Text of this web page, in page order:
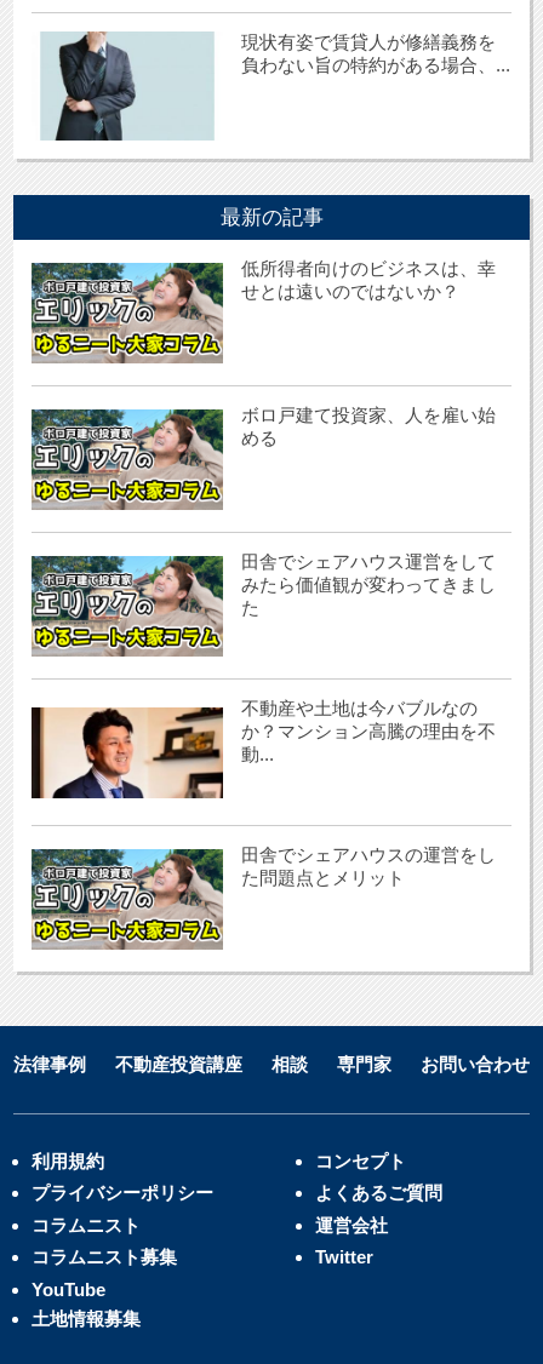
現状有姿で賃貸人が修繕義務を
負わない旨の特約がある場合、...
最新の記事
低所得者向けのビジネスは、幸
せとは遠いのではないか？
ボロ戸建て投資家、人を雇い始
める
田舎でシェアハウス運営をして
みたら価値観が変わってきまし
た
不動産や土地は今バブルなの
か？マンション高騰の理由を不
動...
田舎でシェアハウスの運営をし
た問題点とメリット
法律事例 不動産投資講座 相談 専門家 お問い合わせ
利用規約
プライバシーポリシー
コンセプト
よくあるご質問
コラムニスト
コラムニスト募集
運営会社
Twitter
YouTube
土地情報募集